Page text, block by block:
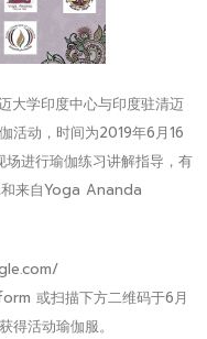
学印度中心与印度驻清迈
活动，时间为2019年6月16
进行瑜伽练习讲解指导，有
来自Yoga Ananda
或扫描下方二维码于6月
得活动瑜伽服。